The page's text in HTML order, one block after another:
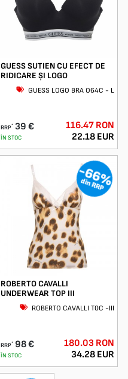
GUESS SUTIEN CU EFECT DE
RIDICARE ȘI LOGO
GUESS LOGO BRA O64C - L
RRP* 39 €
ÎN STOC
116.47 RON
22.18 EUR
-66%
din RRP
ROBERTO CAVALLI
UNDERWEAR TOP III
ROBERTO CAVALLI T0C -III
RRP* 98 €
ÎN STOC
180.03 RON
34.28 EUR